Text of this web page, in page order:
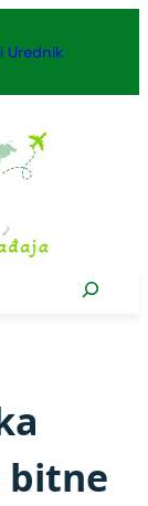
Urednik
Search
bitne